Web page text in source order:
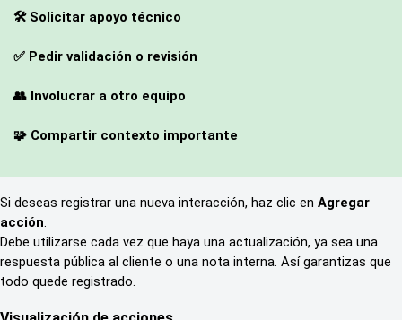
🛠️ Solicitar apoyo técnico
✅ Pedir validación o revisión
👥 Involucrar a otro equipo
🧩 Compartir contexto importante
Si deseas registrar una nueva interacción, haz clic en Agregar
acción.
Debe utilizarse cada vez que haya una actualización, ya sea una
respuesta pública al cliente o una nota interna. Así garantizas que
todo quede registrado.